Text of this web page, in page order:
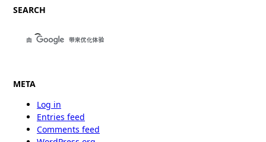
SEARCH
META
Log in
Entries feed
Comments feed